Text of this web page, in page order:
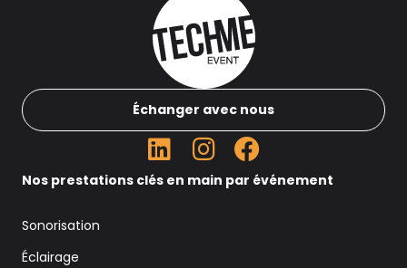
Échanger avec nous
Nos prestations clés en main par événement
Sonorisation
Éclairage